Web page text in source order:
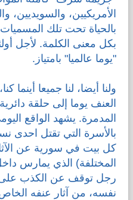
الأمريكيين، والسويديين،
بالحياة تحت تلك
بكل معنى الكلمة. لأجل
"يوما عالميا" بامتياز.
ولنا أيضا، لنا جميعا أينما
العنف يوما إلى حلقة
المدمرة. يشهد الواقع
بالأسرة التي تقتل احدى
كل بيت في سورية عن
المختلفة) الذي يمارس
رجل توقف عن الكذب على
نفسه، من آثار عنفه